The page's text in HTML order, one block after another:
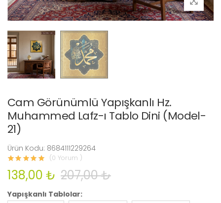
Cam Görünümlü Yapışkanlı Hz.
Muhammed Lafz-ı Tablo Dini (Model-
21)
Ürün Kodu: 8684111229264
(0 Yorum )
138,00 ₺ 207,00 ₺
Yapışkanlı Tablolar: